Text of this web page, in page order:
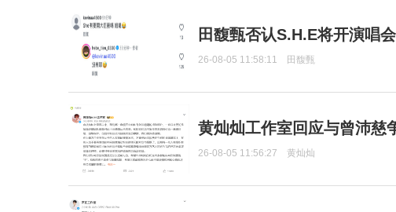
田馥甄否认S.H.E将开演唱
26-08-05 11:58:11 田馥甄
黄灿灿工作室回应与曾沛慈
26-08-05 11:56:27 黄灿灿